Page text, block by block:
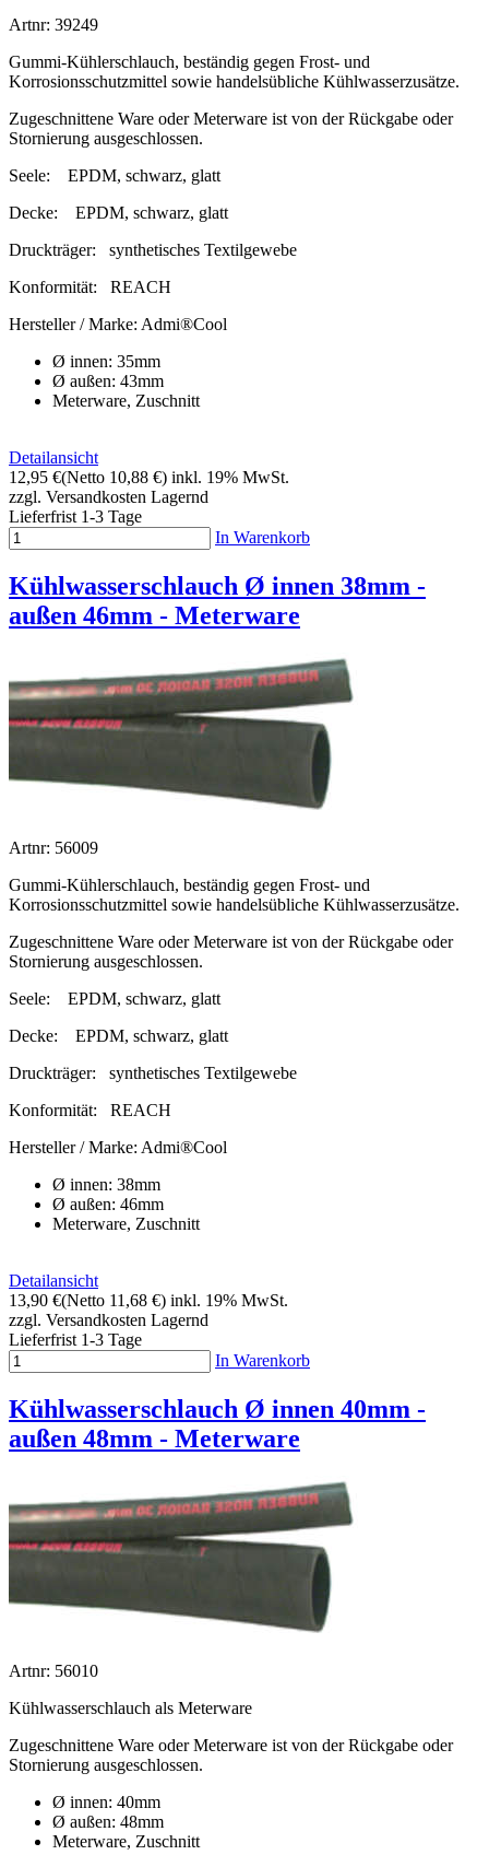
Artnr: 39249
Gummi-Kühlerschlauch, beständig gegen Frost- und
Korrosionsschutzmittel sowie handelsübliche Kühlwasserzusätze.
Zugeschnittene Ware oder Meterware ist von der Rückgabe oder
Stornierung ausgeschlossen.
Seele:
EPDM, schwarz, glatt
Decke:
EPDM, schwarz, glatt
Druckträger:
synthetisches Textilgewebe
Konformität:
REACH
Hersteller / Marke: Admi®Cool
Ø innen: 35mm
Ø außen: 43mm
Meterware, Zuschnitt
Detailansicht
12,95 €(Netto 10,88 €) inkl. 19% MwSt.
zzgl. Versandkosten Lagernd
Lieferfrist 1-3 Tage
In Warenkorb
Kühlwasserschlauch Ø innen 38mm -
außen 46mm - Meterware
Artnr: 56009
Gummi-Kühlerschlauch, beständig gegen Frost- und
Korrosionsschutzmittel sowie handelsübliche Kühlwasserzusätze.
Zugeschnittene Ware oder Meterware ist von der Rückgabe oder
Stornierung ausgeschlossen.
Seele:
EPDM, schwarz, glatt
Decke:
EPDM, schwarz, glatt
Druckträger:
synthetisches Textilgewebe
Konformität:
REACH
Hersteller / Marke: Admi®Cool
Ø innen: 38mm
Ø außen: 46mm
Meterware, Zuschnitt
Detailansicht
13,90 €(Netto 11,68 €) inkl. 19% MwSt.
zzgl. Versandkosten Lagernd
Lieferfrist 1-3 Tage
In Warenkorb
Kühlwasserschlauch Ø innen 40mm -
außen 48mm - Meterware
Artnr: 56010
Kühlwasserschlauch als Meterware
Zugeschnittene Ware oder Meterware ist von der Rückgabe oder
Stornierung ausgeschlossen.
Ø innen: 40mm
Ø außen: 48mm
Meterware, Zuschnitt